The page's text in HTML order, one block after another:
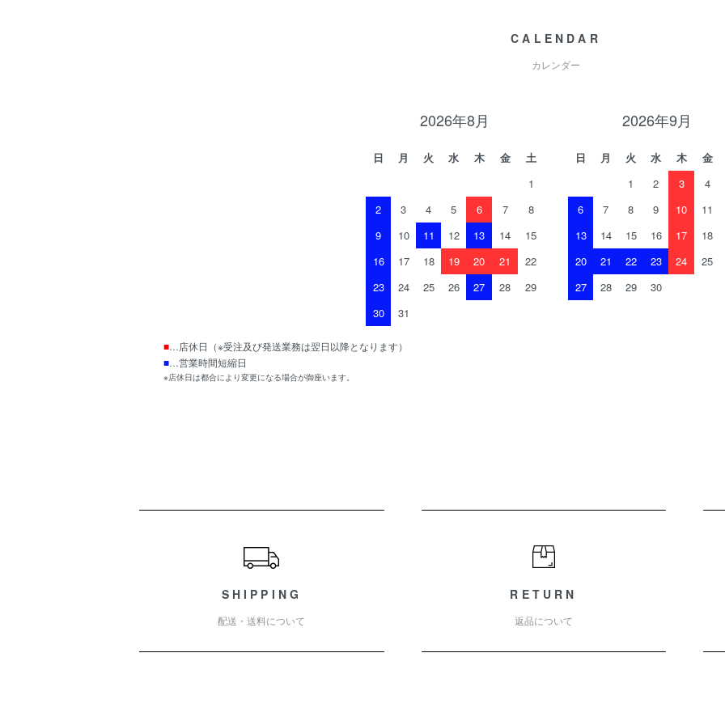
CALENDAR
カレンダー
2026年8月
日 月 火 水 木 金
土
1
2
3 4 5 6 7
8
9
10 11 12 13 14
15
16
17 18 19 20 21
22
23
24 25 26 27 28
29
30
31
2026年9月
日 月 火 水 木 金
1
2 3 4
6
7 8 9 10 11
13
14 15 16 17 18
20
21 22 23 24 25
27
28 29 30
■…店休日（※受注及び発送業務は翌日以降となります）
■…営業時間短縮日
※店休日は都合により変更になる場合が御座います。
SHIPPING
配送・送料について
RETURN
返品について